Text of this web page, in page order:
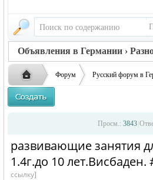
Объявления в Германии ›
Форум Русский форум в
Объявления в Германии
› ›
Просм.: 3843
развивающие занятия
1.4г.до 10 лет.Висбаден.
ссылку]